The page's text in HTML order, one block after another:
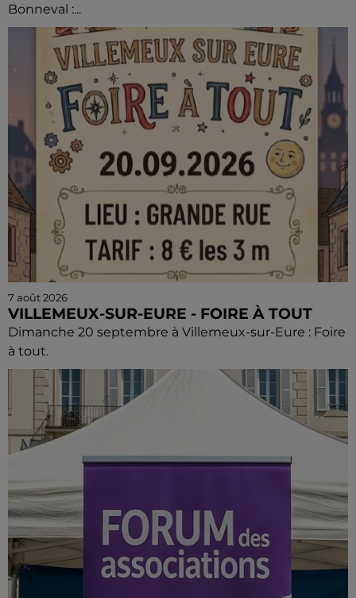
Bonneval :...
7 août 2026
VILLEMEUX-SUR-EURE - FOIRE À TOUT
Dimanche 20 septembre à Villemeux-sur-Eure : Foire
à tout.